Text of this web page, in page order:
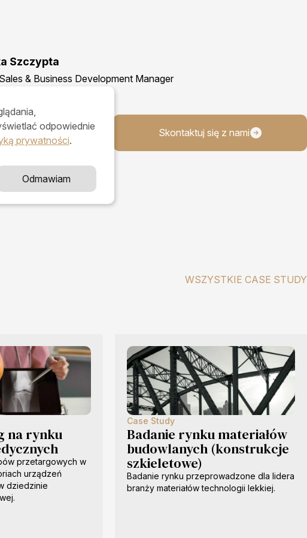
Szczypta
& Business Development Manager
979 580 Skontaktuj się z nami
WSZYSTKIE CASE STUDY
na rynku
przetargowych w
urządzeń
dziedzinie
Case Study
Badanie rynku materiałów
budowlanych (konstrukcje
szkieletowe)
Badanie rynku przeprowadzone dla lidera
branży materiałów technologii lekkiej.
odpowiednie
prywatności.
Odmawiam